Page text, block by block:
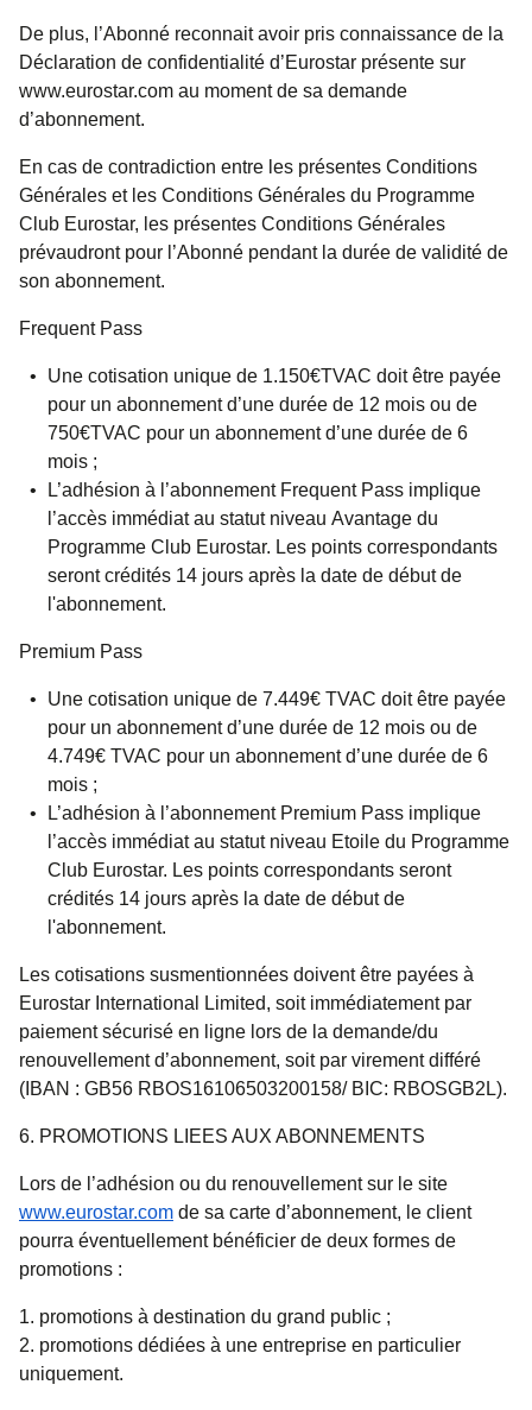
De plus, l’Abonné reconnait avoir pris connaissance de la
Déclaration de confidentialité d’Eurostar présente sur
www.eurostar.com au moment de sa demande
d’abonnement.
En cas de contradiction entre les présentes Conditions
Générales et les Conditions Générales du Programme
Club Eurostar, les présentes Conditions Générales
prévaudront pour l’Abonné pendant la durée de validité de
son abonnement.
Frequent Pass
Une cotisation unique de 1.150€TVAC doit être payée
pour un abonnement d’une durée de 12 mois ou de
750€TVAC pour un abonnement d’une durée de 6
mois ;
L’adhésion à l’abonnement Frequent Pass implique
l’accès immédiat au statut niveau Avantage du
Programme Club Eurostar. Les points correspondants
seront crédités 14 jours après la date de début de
l'abonnement.
Premium Pass
Une cotisation unique de 7.449€ TVAC doit être payée
pour un abonnement d’une durée de 12 mois ou de
4.749€ TVAC pour un abonnement d’une durée de 6
mois ;
L’adhésion à l’abonnement Premium Pass implique
l’accès immédiat au statut niveau Etoile du Programme
Club Eurostar. Les points correspondants seront
crédités 14 jours après la date de début de
l'abonnement.
Les cotisations susmentionnées doivent être payées à
Eurostar International Limited, soit immédiatement par
paiement sécurisé en ligne lors de la demande/du
renouvellement d’abonnement, soit par virement différé
(IBAN : GB56 RBOS16106503200158/ BIC: RBOSGB2L).
6. PROMOTIONS LIEES AUX ABONNEMENTS
Lors de l’adhésion ou du renouvellement sur le site
www.eurostar.com de sa carte d’abonnement, le client
pourra éventuellement bénéficier de deux formes de
promotions :
promotions à destination du grand public ;
promotions dédiées à une entreprise en particulier
uniquement.